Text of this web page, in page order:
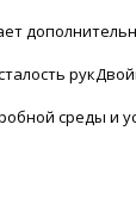
среды и